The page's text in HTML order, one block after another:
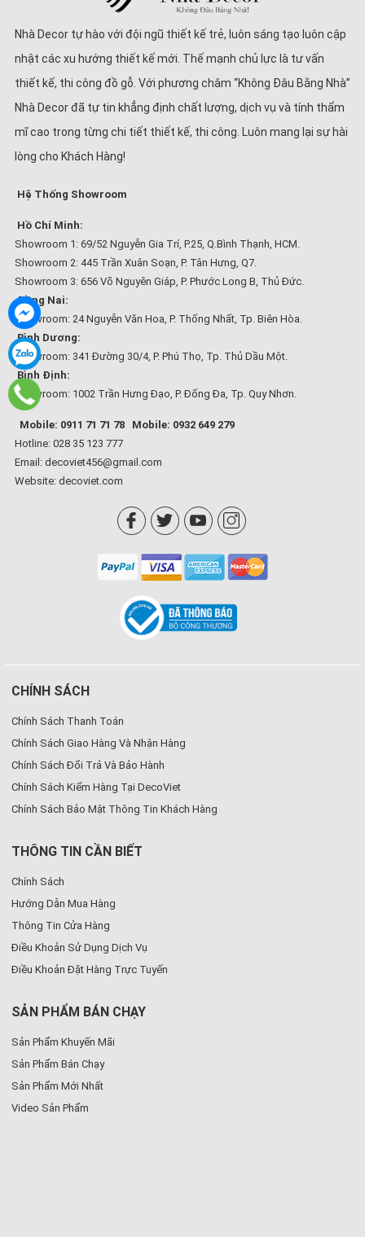
Nhà Decor tự hào với đội ngũ thiết kế trẻ, luôn sáng tạo luôn cập
nhật các xu hướng thiết kế mới. Thế mạnh chủ lực là tư vấn
thiết kế, thi công đồ gỗ. Với phương châm “Không Đâu Bằng Nhà”
Nhà Decor đã tự tin khẳng định chất lượng, dịch vụ và tính thẩm
mĩ cao trong từng chi tiết thiết kế, thi công. Luôn mang lại sự hài
lòng cho Khách Hàng!
Hệ Thống Showroom
Hồ Chí Minh:
Showroom 1: 69/52 Nguyễn Gia Trí, P.25, Q.Bình Thạnh, HCM.
Showroom 2: 445 Trần Xuân Soạn, P. Tân Hưng, Q7.
Showroom 3: 656 Võ Nguyên Giáp, P. Phước Long B, Thủ Đức.
Đồng Nai:
Showroom: 24 Nguyễn Văn Hoa, P. Thống Nhất, Tp. Biên Hòa.
Bình Dương:
Showroom: 341 Đường 30/4, P. Phú Thọ, Tp. Thủ Dầu Một.
Bình Định:
Showroom: 1002 Trần Hưng Đạo, P. Đống Đa, Tp. Quy Nhơn.
Mobile: 0911 71 71 78
Mobile: 0932 649 279
Hotline: 028 35 123 777
Email: decoviet456@gmail.com
Website: decoviet.com
CHÍNH SÁCH
Chính Sách Thanh Toán
Chính Sách Giao Hàng Và Nhận Hàng
Chính Sách Đổi Trả Và Bảo Hành
Chính Sách Kiểm Hàng Tại DecoViet
Chính Sách Bảo Mật Thông Tin Khách Hàng
THÔNG TIN CẦN BIẾT
Chính Sách
Hướng Dẫn Mua Hàng
Thông Tin Cửa Hàng
Điều Khoản Sử Dụng Dịch Vụ
Điều Khoản Đặt Hàng Trực Tuyến
SẢN PHẨM BÁN CHẠY
Sản Phẩm Khuyến Mãi
Sản Phẩm Bán Chạy
Sản Phẩm Mới Nhất
Video Sản Phẩm